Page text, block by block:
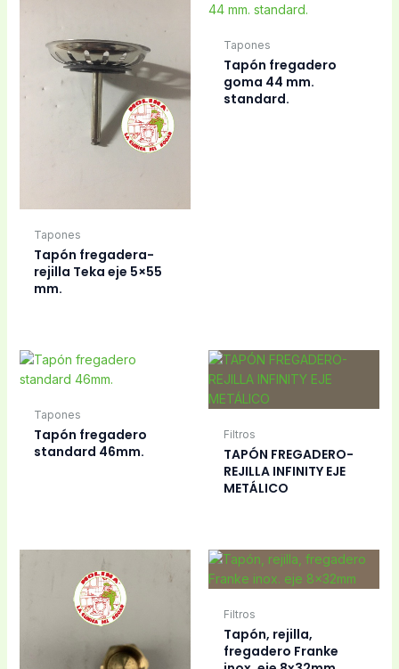
Tapones
Tapón fregadera-
rejilla Teka eje 5×55
mm.
Tapones
Tapón fregadero
goma 44 mm.
standard.
Tapones
Tapón fregadero
standard 46mm.
Filtros
TAPÓN FREGADERO-
REJILLA INFINITY EJE
METÁLICO
Filtros
Tapón, rejilla,
fregadero Franke